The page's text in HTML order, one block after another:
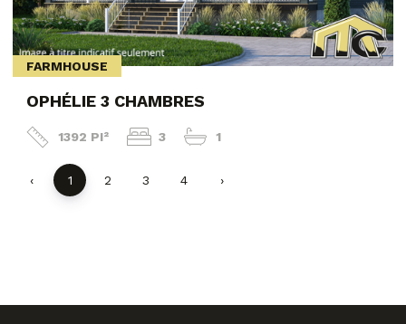
FARMHOUSE
OPHÉLIE 3 CHAMBRES
1392 PI² 3 1
‹ 1 2 3 4 ›